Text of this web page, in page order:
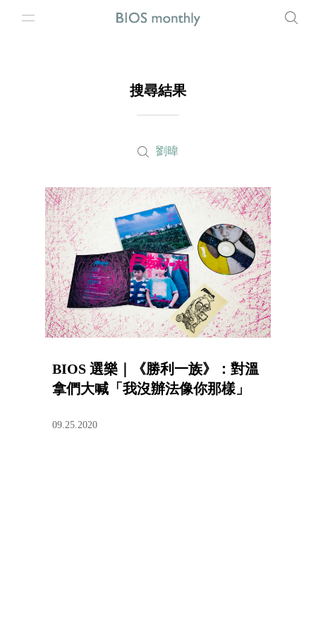
搜尋結果
劉暐
BIOS 選樂｜《勝利一族》：對溫
拿們大喊「我沒辦法像你那樣」
09.25.2020